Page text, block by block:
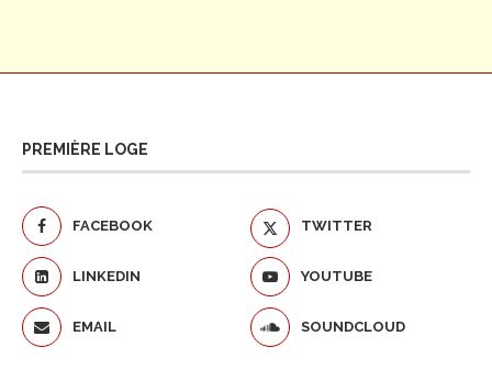
PREMIÈRE LOGE
FACEBOOK TWITTER
LINKEDIN YOUTUBE
EMAIL SOUNDCLOUD